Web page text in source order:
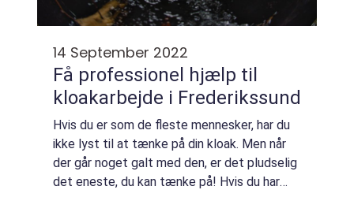
14 September 2022
Få professionel hjælp til
kloakarbejde i Frederikssund
Hvis du er som de fleste mennesker, har du
ikke lyst til at tænke på din kloak. Men når
der går noget galt med den, er det pludselig
det eneste, du kan tænke på! Hvis du har